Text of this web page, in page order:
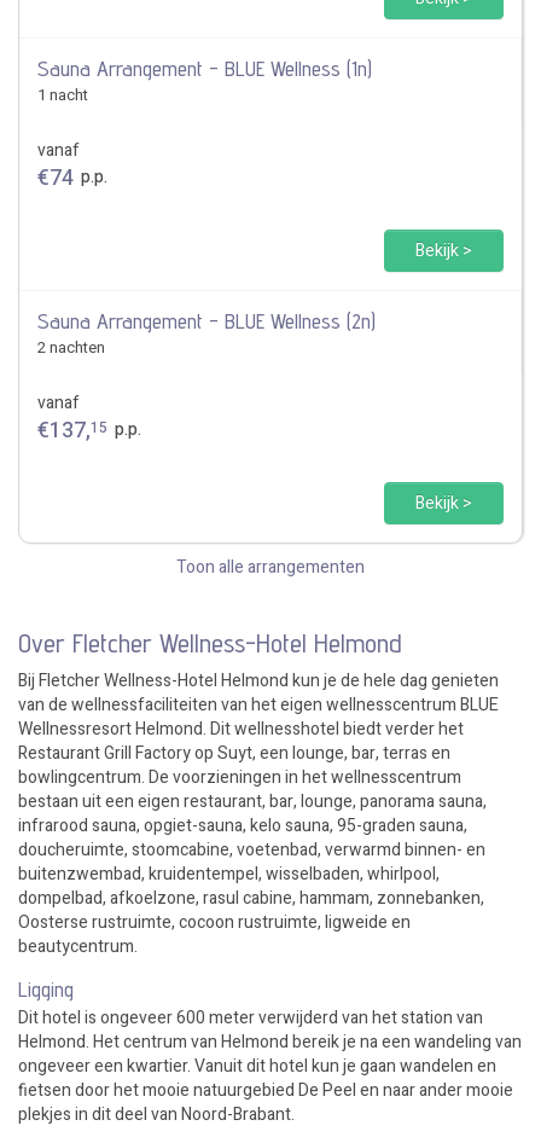
Sauna Arrangement - BLUE Wellness (1n)
1 nacht
vanaf
€74 p.p.
Bekijk >
Sauna Arrangement - BLUE Wellness (2n)
2 nachten
vanaf
€137,15 p.p.
Bekijk >
Toon alle arrangementen
Over Fletcher Wellness-Hotel Helmond
Bij Fletcher Wellness-Hotel Helmond kun je de hele dag genieten
van de wellnessfaciliteiten van het eigen wellnesscentrum BLUE
Wellnessresort Helmond. Dit wellnesshotel biedt verder het
Restaurant Grill Factory op Suyt, een lounge, bar, terras en
bowlingcentrum. De voorzieningen in het wellnesscentrum
bestaan uit een eigen restaurant, bar, lounge, panorama sauna,
infrarood sauna, opgiet-sauna, kelo sauna, 95-graden sauna,
doucheruimte, stoomcabine, voetenbad, verwarmd binnen- en
buitenzwembad, kruidentempel, wisselbaden, whirlpool,
dompelbad, afkoelzone, rasul cabine, hammam, zonnebanken,
Oosterse rustruimte, cocoon rustruimte, ligweide en
beautycentrum.
Ligging
Dit hotel is ongeveer 600 meter verwijderd van het station van
Helmond. Het centrum van Helmond bereik je na een wandeling van
ongeveer een kwartier. Vanuit dit hotel kun je gaan wandelen en
fietsen door het mooie natuurgebied De Peel en naar ander mooie
plekjes in dit deel van Noord-Brabant.